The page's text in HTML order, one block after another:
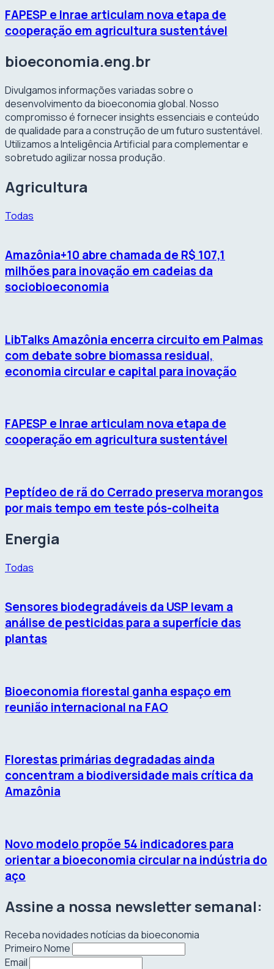
FAPESP e Inrae articulam nova etapa de
cooperação em agricultura sustentável
bioeconomia.eng.br
Divulgamos informações variadas sobre o
desenvolvimento da bioeconomia global. Nosso
compromisso é fornecer insights essenciais e conteúdo
de qualidade para a construção de um futuro sustentável.
Utilizamos a Inteligência Artificial para complementar e
sobretudo agilizar nossa produção.
Agricultura
Todas
Amazônia+10 abre chamada de R$ 107,1
milhões para inovação em cadeias da
sociobioeconomia
LibTalks Amazônia encerra circuito em Palmas
com debate sobre biomassa residual,
economia circular e capital para inovação
FAPESP e Inrae articulam nova etapa de
cooperação em agricultura sustentável
Peptídeo de rã do Cerrado preserva morangos
por mais tempo em teste pós-colheita
Energia
Todas
Sensores biodegradáveis da USP levam a
análise de pesticidas para a superfície das
plantas
Bioeconomia florestal ganha espaço em
reunião internacional na FAO
Florestas primárias degradadas ainda
concentram a biodiversidade mais crítica da
Amazônia
Novo modelo propõe 54 indicadores para
orientar a bioeconomia circular na indústria do
aço
Assine a nossa newsletter semanal:
Receba novidades notícias da bioeconomia
Primeiro Nome
Email